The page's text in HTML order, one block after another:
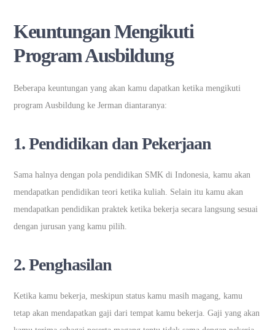
Keuntungan Mengikuti
Program Ausbildung
Beberapa keuntungan yang akan kamu dapatkan ketika mengikuti
program Ausbildung ke Jerman diantaranya:
1. Pendidikan dan Pekerjaan
Sama halnya dengan pola pendidikan SMK di Indonesia, kamu akan
mendapatkan pendidikan teori ketika kuliah. Selain itu kamu akan
mendapatkan pendidikan praktek ketika bekerja secara langsung sesuai
dengan jurusan yang kamu pilih.
2. Penghasilan
Ketika kamu bekerja, meskipun status kamu masih magang, kamu
tetap akan mendapatkan gaji dari tempat kamu bekerja. Gaji yang akan